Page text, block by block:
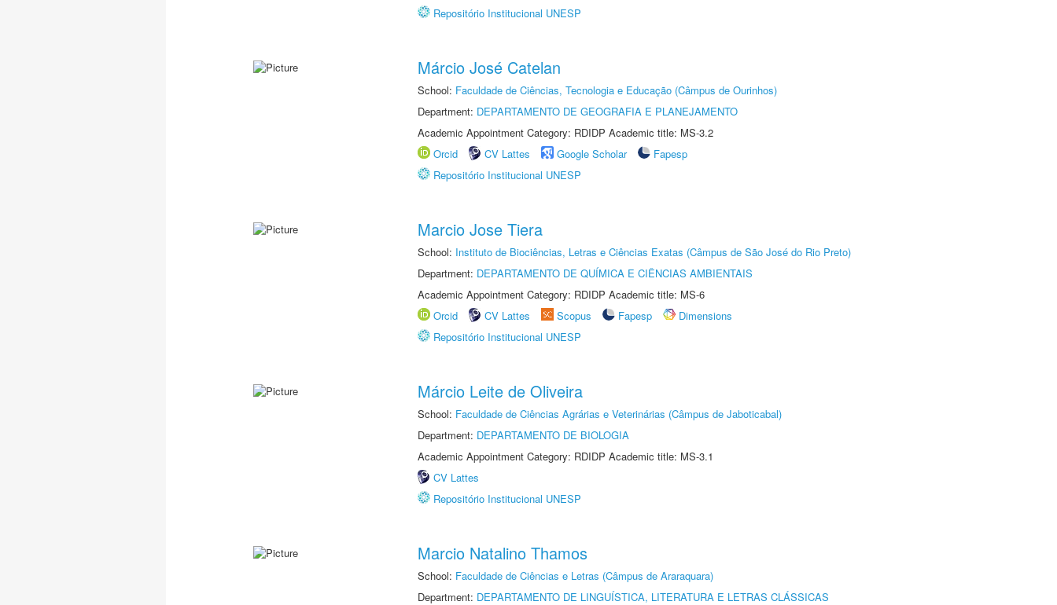
Repositório Institucional UNESP
Márcio José Catelan
School: Faculdade de Ciências, Tecnologia e Educação (Câmpus de Ourinhos)
Department: DEPARTAMENTO DE GEOGRAFIA E PLANEJAMENTO
Academic Appointment Category: RDIDP Academic title: MS-3.2
Orcid
CV Lattes Google Scholar
Fapesp
Repositório Institucional UNESP
Marcio Jose Tiera
School: Instituto de Biociências, Letras e Ciências Exatas (Câmpus de São José do Rio Preto)
Department: DEPARTAMENTO DE QUÍMICA E CIÊNCIAS AMBIENTAIS
Academic Appointment Category: RDIDP Academic title: MS-6
Orcid
CV Lattes Scopus Fapesp
Dimensions
Repositório Institucional UNESP
Márcio Leite de Oliveira
School: Faculdade de Ciências Agrárias e Veterinárias (Câmpus de Jaboticabal)
Department: DEPARTAMENTO DE BIOLOGIA
Academic Appointment Category: RDIDP Academic title: MS-3.1
CV Lattes
Repositório Institucional UNESP
Marcio Natalino Thamos
School: Faculdade de Ciências e Letras (Câmpus de Araraquara)
Department: DEPARTAMENTO DE LINGUÍSTICA, LITERATURA E LETRAS CLÁSSICAS